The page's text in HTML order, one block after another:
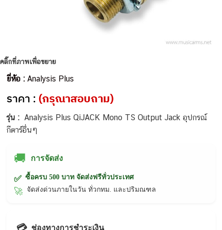
คลิ๊กที่ภาพเพื่อขยาย
ยี่ห้อ :Analysis Plus
ราคา :(กรุณาสอบถาม)
รุ่น :Analysis Plus QiJACK Mono TS Output Jack อุปกรณ์
กีตาร์อื่นๆ
🚚 การจัดส่ง
✅ ซื้อครบ 500 บาท จัดส่งฟรีทั่วประเทศ
🚀 จัดส่งด่วนภายในวัน ทั่วกทม. และปริมณฑล
ช่องทางการชำระเงิน